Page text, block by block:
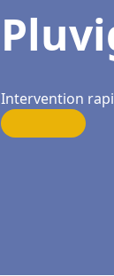
Intervention